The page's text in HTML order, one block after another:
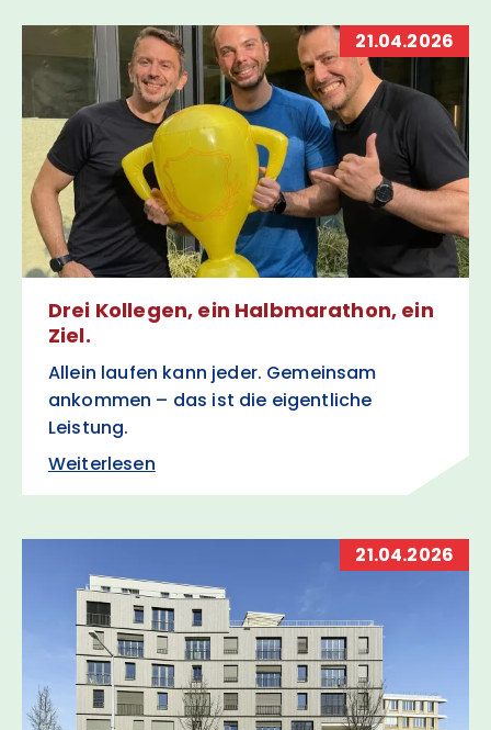
21.04.2026
Drei Kollegen, ein Halbmarathon, ein
Ziel.
Allein laufen kann jeder. Gemeinsam
ankommen – das ist die eigentliche
Leistung.
Weiterlesen
21.04.2026